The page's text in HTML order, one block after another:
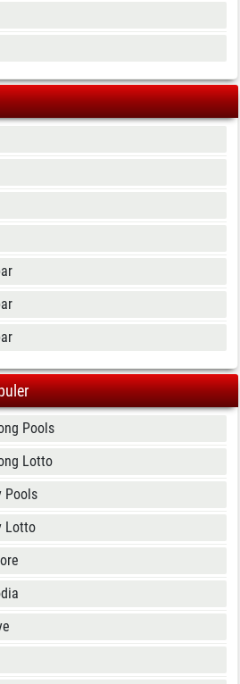
Pools
Lotto
Pools
Lotto